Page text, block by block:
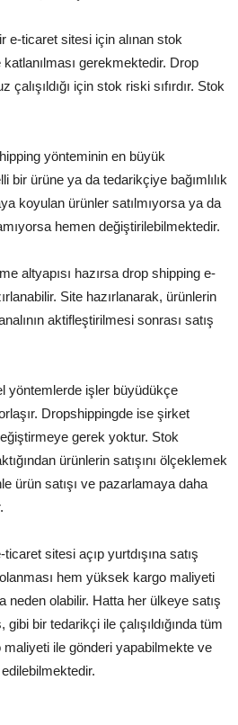
e-ticaret sitesi için alınan stok
katlanılması gerekmektedir. Drop
için stok riski sıfırdır. Stok
yönteminin en büyük
bir ürüne ya da tedarikçiye bağımlılık
koyulan ürünler satılmıyorsa ya da
hemen değiştirilebilmektedir.
altyapısı hazırsa drop shipping e-
Site hazırlanarak, ürünlerin
aktifleştirilmesi sonrası satış
yöntemlerde işler büyüdükçe
Dropshippingde ise şirket
gerek yoktur. Stok
ürünlerin satışını ölçeklemek
ürün satışı ve pazarlamaya daha
ticaret sitesi açıp yurtdışına satış
hem yüksek kargo maliyeti
neden olabilir. Hatta her ülkeye satış
bir tedarikçi ile çalışıldığında tüm
maliyeti ile gönderi yapabilmekte ve